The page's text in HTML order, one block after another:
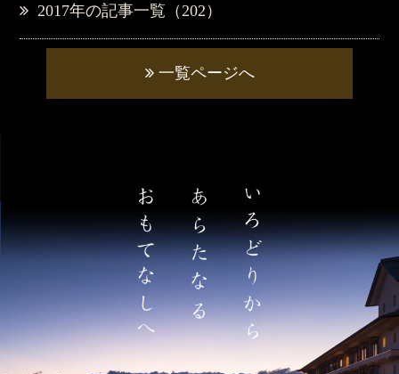
2017年の記事一覧（202）
一覧ページへ